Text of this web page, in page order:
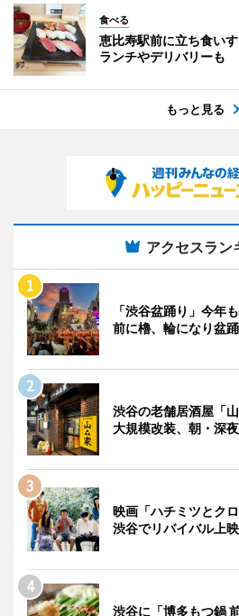
食べる
恵比寿駅前に立ち食い
ランチやデリバリーも
もっと見る
アクセスラン
「渋谷盆踊り」今
前に櫓、輪になり盆
渋谷の老舗居酒屋「
大規模改装、朝・深
映画「ハチミツとク
渋谷でリバイバル上映
渋谷に「博多もつ鍋